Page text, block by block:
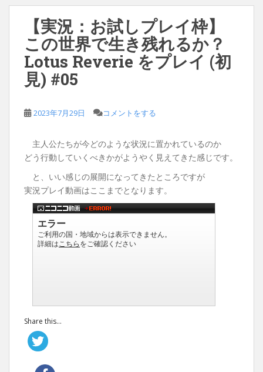
【実況：お試しプレイ枠】
この世界で生き残れるか？
Lotus Reverie をプレイ (初
見) #05
2023年7月29日 コメントをする
主人公たちが今どのような状況に置かれているのか
どう行動していくべきかがようやく見えてきた感じです。
と、いい感じの展開になってきたところですが
実況プレイ動画はここまでとなります。
Share this...